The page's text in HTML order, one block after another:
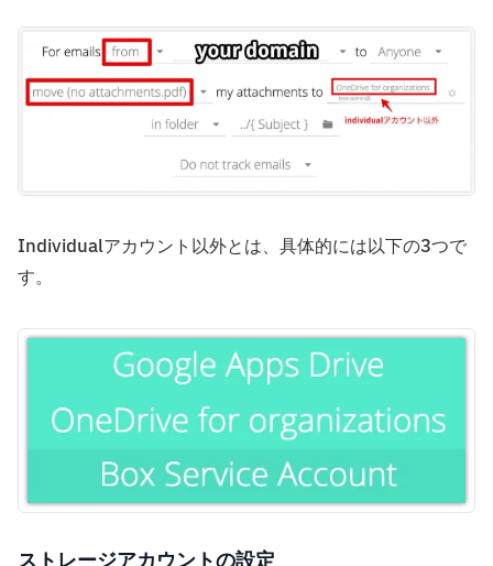
Individualアカウント以外とは、具体的には以下の3つで
す。
ストレージアカウントの設定